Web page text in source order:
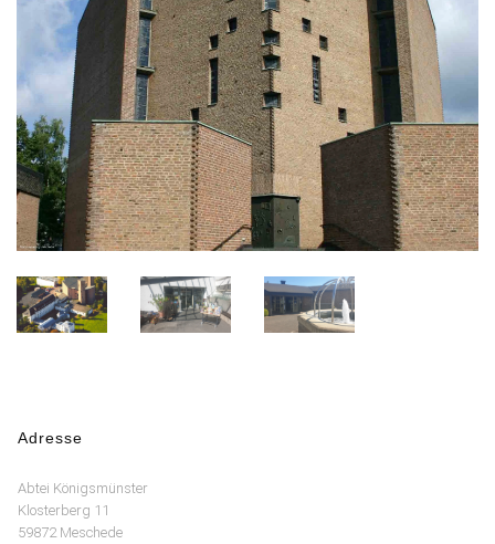
Adresse
Abtei Königsmünster
Klosterberg 11
59872 Meschede